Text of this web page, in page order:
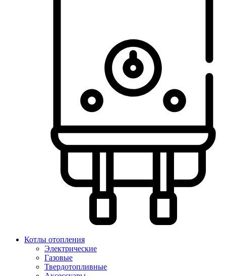
Котлы отопления
Электрические
Газовые
Твердотопливные